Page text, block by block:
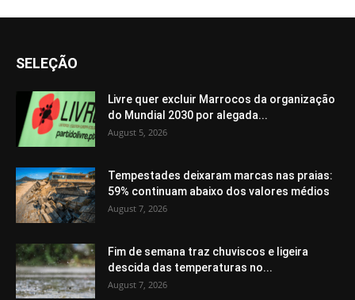
SELEÇÃO
Livre quer excluir Marrocos da organização
do Mundial 2030 por alegada...
August 5, 2026
Tempestades deixaram marcas nas praias:
59% continuam abaixo dos valores médios
August 7, 2026
Fim de semana traz chuviscos e ligeira
descida das temperaturas no...
August 7, 2026